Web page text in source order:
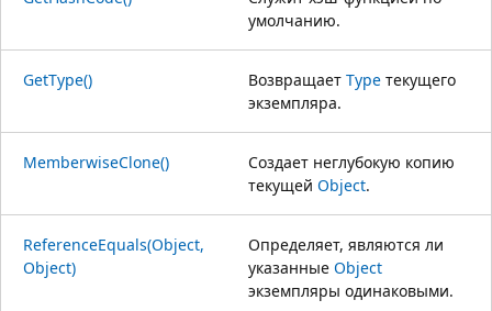
умолчанию.
GetType() Возвращает Type текущего
экземпляра.
MemberwiseClone()
Создает неглубокую копию
текущей Object.
ReferenceEquals(Object,
Object)
Определяет, являются ли
указанные Object
экземпляры одинаковыми.